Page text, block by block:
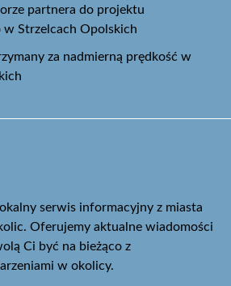
partnera do projektu
Strzelcach Opolskich
za nadmierną prędkość w
serwis informacyjny z miasta
Oferujemy aktualne wiadomości
Ci być na bieżąco z
w okolicy.